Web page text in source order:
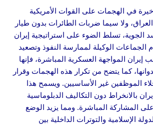
في الهجمات على القوات الأمريكية
ولا سيما ضربات الطائرات بدون طيار
الجوية، تسلط الضوء على استراتيجية إيران
الجماعات الوكيلة لممارسة النفوذ وتصعيد
إيران المواجهة العسكرية المباشرة، فإنها
كما يتضح من تكرار هذه الهجمات وقرار
الموظفين غير الأساسيين. ويسمح هذا
بالانخراط دون التكاليف الدبلوماسية
على المشاركة المباشرة. ومما يزيد الوضع
الإسلامية والتوترات الداخلية بين